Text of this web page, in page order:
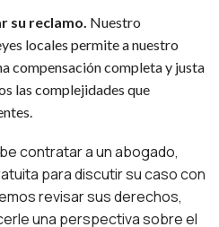
su reclamo. Nuestro
locales permite a nuestro
compensación completa y justa
las complejidades que
contratar a un abogado,
para discutir su caso con
revisar sus derechos,
una perspectiva sobre el